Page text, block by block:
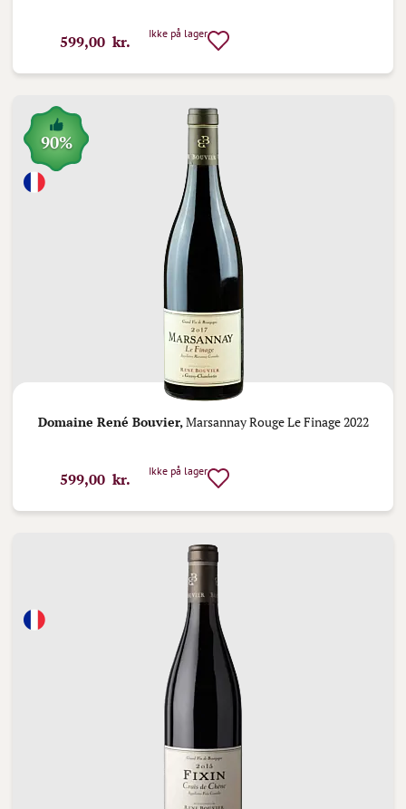
599,00 kr. Ikke på lager
90%
Domaine René Bouvier, Marsannay Rouge Le Finage 2022
599,00 kr. Ikke på lager